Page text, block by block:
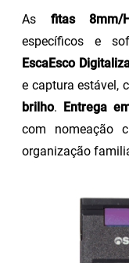
As fitas 8mm/
específicos e
EscaEsco
e captura estável,
brilho. Entrega
com nomeação
organização